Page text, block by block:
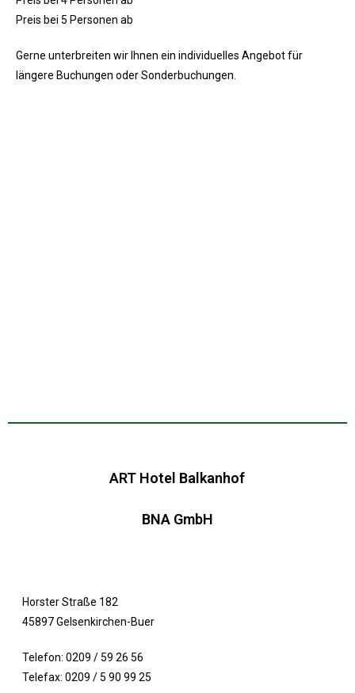
Preis bei 5 Personen ab
Gerne unterbreiten wir Ihnen ein individuelles Angebot für
längere Buchungen oder Sonderbuchungen.
ART Hotel Balkanhof
BNA GmbH
Horster Straße 182
45897 Gelsenkirchen-Buer
Telefon: 0209 / 59 26 56
Telefax: 0209 / 5 90 99 25